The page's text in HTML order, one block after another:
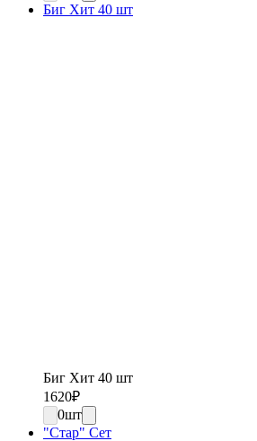
Биг Хит 40 шт
Биг Хит 40 шт
1620₽
0шт
"Стар" Сет